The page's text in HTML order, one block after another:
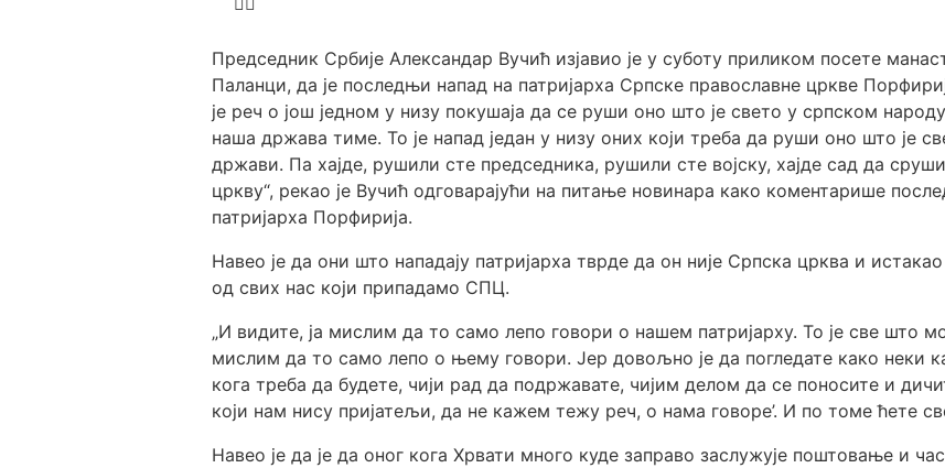
Председник Србије Александар Вучић изјавио је у суботу приликом посете
Паланци, да је последњи напад на патријарха Српске православне цркве
је реч о још једном у низу покушаја да се руши оно што је свето у српском
наша држава тиме. То је напад један у низу оних који треба да руши оно што је
држави. Па хајде, рушили сте председника, рушили сте војску, хајде сад да
цркву“, рекао је Вучић одговарајући на питање новинара како коментарише
патријарха Порфирија.
Навео је да они што нападају патријарха тврде да он није Српска црква и истакао
од свих нас који припадамо СПЦ.
„И видите, ја мислим да то само лепо говори о нашем патријарху. То је све што
мислим да то само лепо о њему говори. Јер довољно је да погледате како неки
кога треба да будете, чији рад да подржавате, чијим делом да се поносите и
који нам нису пријатељи, да не кажем тежу реч, о нама говоре’. И по томе ћете
Навео је да је да оног кога Хрвати много куде заправо заслужује поштовање и